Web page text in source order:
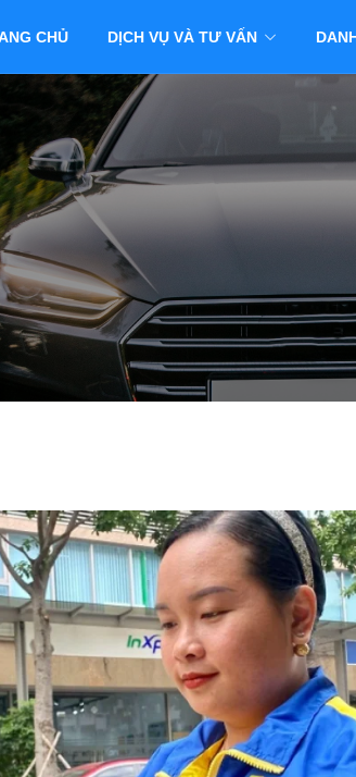
CHỦ DỊCH VỤ VÀ TƯ VẤN